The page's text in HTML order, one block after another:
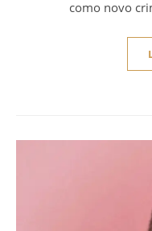
como novo